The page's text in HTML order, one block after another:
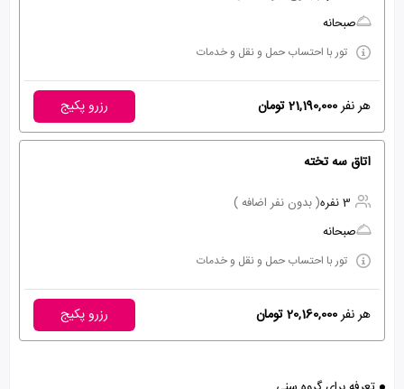
صبحانه
تور با احتساب حمل و نقل و خدمات
هر نفر21,190,000 تومان رزرو پکیج
اتاق سه تخته
3 نفره
( بدون نفر اضافه )
صبحانه
تور با احتساب حمل و نقل و خدمات
هر نفر20,160,000 تومان رزرو پکیج